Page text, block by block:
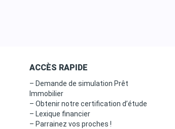
ACCÈS RAPIDE
– Demande de simulation Prêt
Immobilier
– Obtenir notre certification d’étude
– Lexique financier
– Parrainez vos proches !